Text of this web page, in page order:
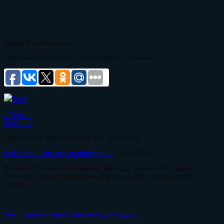
Ждем Вашей оценки
Понравилась запись? Поделитесь с друзьями
Тест
« Тест:...
Тест:... »
ОКНО ПОИСКА НА САЙТЕ ПО ЗАПРОСУ
Kick.com — что это за платфор...
01.05.2026
В мире стриминга последние два года активно обсуждают
Kick.com. Проект, запущенный в конце 2022 года, быстро
привле...
Тент строительный укрывной для защи...